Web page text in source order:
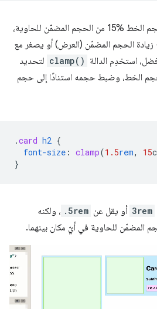
سيجعل هذا الرمز البرمجي حجم الخط ‎15% من الحجم المضمّن للحاوية،
زيادة الحجم المضمّن (العرض) أو يصغر مع
استخدِم الدالة clamp() لتحديد
الخط، وضبط حجمه استنادًا إلى حجم
.card h2 {
font-size : clamp(1.5rem, 15
}
3rem أو يقل عن .5rem ، ولكنه